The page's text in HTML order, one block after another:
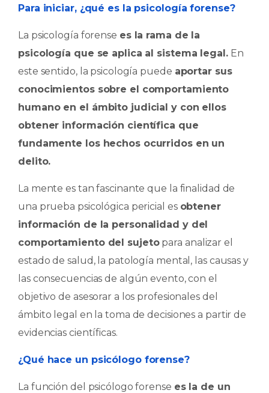
Para iniciar, ¿qué es la psicología forense?
La psicología forense es la rama de la
psicología que se aplica al sistema legal.En
este sentido, la psicología puede aportar sus
conocimientos sobre el comportamiento
humano en el ámbito judicial y con ellos
obtener información científica que
fundamente los hechos ocurridos en un
delito.
La mente es tan fascinante que la finalidad de
una prueba psicológica pericial es obtener
información de la personalidad y del
comportamiento del sujetopara analizar el
estado de salud, la patología mental, las causas y
las consecuencias de algún evento, con el
objetivo de asesorar a los profesionales del
ámbito legal en la toma de decisiones a partir de
evidencias científicas.
¿Qué hace un psicólogo forense?
La función del psicólogo forense es la de un